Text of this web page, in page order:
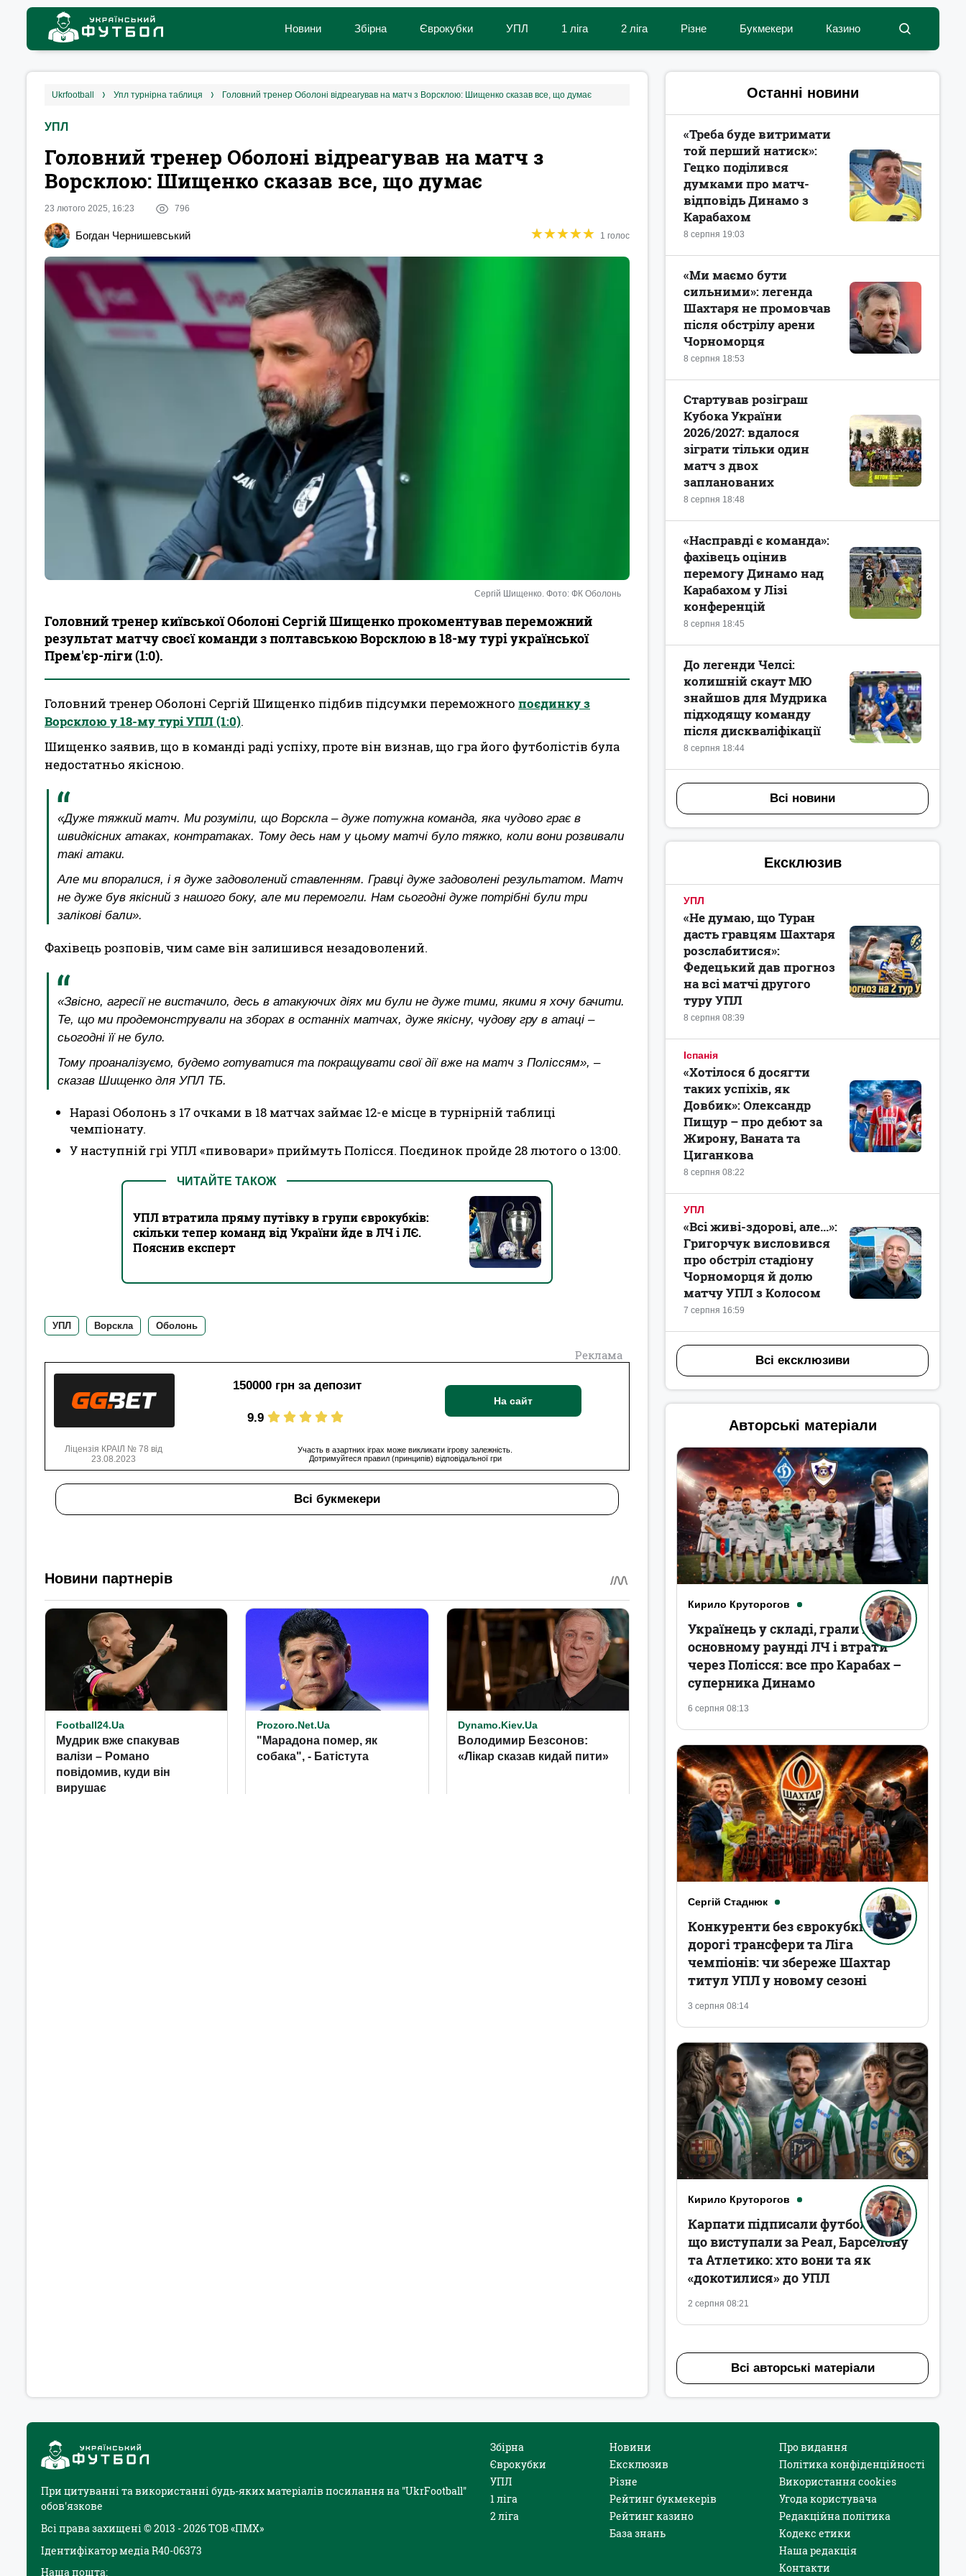
Новини Збірна Єврокубки УПЛ 1 ліга 2 ліга Різне Букмекери Казино
ukrfootball упл турнірна таблиця Головний тренер Оболоні відреагував на матч з Ворсклою: Шищенко сказав все, що думає
УПЛ
Головний тренер Оболоні відреагував на матч з
Ворсклою: Шищенко сказав все, що думає
23 лютого 2025, 16:23 796
Богдан Чернишевський ★★★★★
★★★★★ 1 голос
Сергій Шищенко. Фото: ФК Оболонь
Головний тренер київської Оболоні Сергій Шищенко прокоментував переможний
результат матчу своєї команди з полтавською Ворсклою в 18-му турі української
Прем'єр-ліги (1:0).
Головний тренер Оболоні Сергій Шищенко підбив підсумки переможного поєдинку з
Ворсклою у 18-му турі УПЛ (1:0).
Шищенко заявив, що в команді раді успіху, проте він визнав, що гра його футболістів була
недостатньо якісною.
«Дуже тяжкий матч. Ми розуміли, що Ворскла – дуже потужна команда, яка чудово грає в
швидкісних атаках, контратаках. Тому десь нам у цьому матчі було тяжко, коли вони розвивали
такі атаки.
Але ми впоралися, і я дуже задоволений ставленням. Гравці дуже задоволені результатом. Матч
не дуже був якісний з нашого боку, але ми перемогли. Нам сьогодні дуже потрібні були три
залікові бали».
Фахівець розповів, чим саме він залишився незадоволений.
«Звісно, агресії не вистачило, десь в атакуючих діях ми були не дуже тими, якими я хочу бачити.
Те, що ми продемонстрували на зборах в останніх матчах, дуже якісну, чудову гру в атаці –
сьогодні її не було.
Тому проаналізуємо, будемо готуватися та покращувати свої дії вже на матч з Поліссям», –
сказав Шищенко для УПЛ ТБ.
Наразі Оболонь з 17 очками в 18 матчах займає 12-е місце в турнірній таблиці
чемпіонату.
У наступній грі УПЛ «пивовари» приймуть Полісся. Поєдинок пройде 28 лютого о 13:00.
ЧИТАЙТЕ ТАКОЖ
УПЛ втратила пряму путівку в групи єврокубків:
скільки тепер команд від України йде в ЛЧ і ЛЄ.
Пояснив експерт
УПЛ Ворскла Оболонь
Реклама
150000 грн за депозит
9.9
На сайт
Ліцензія КРАІЛ № 78 від
23.08.2023
Участь в азартних іграх може викликати ігрову залежність.
Дотримуйтеся правил (принципів) відповідальної гри
Всі букмекери
Останні новини
8 серпня 19:03
«Треба буде витримати
той перший натиск»:
Гецко поділився
думками про матч-
відповідь Динамо з
Карабахом
8 серпня 18:53
«Ми маємо бути
сильними»: легенда
Шахтаря не промовчав
після обстрілу арени
Чорноморця
8 серпня 18:48
Стартував розіграш
Кубока України
2026/2027: вдалося
зіграти тільки один
матч з двох
запланованих
8 серпня 18:45
«Насправді є команда»:
фахівець оцінив
перемогу Динамо над
Карабахом у Лізі
конференцій
8 серпня 18:44
До легенди Челсі:
колишній скаут МЮ
знайшов для Мудрика
підходящу команду
після дискваліфікації
Всі новини
Ексклюзив
УПЛ
8 серпня 08:39
«Не думаю, що Туран
дасть гравцям Шахтаря
розслабитися»:
Федецький дав прогноз
на всі матчі другого
туру УПЛ
Іспанія
8 серпня 08:22
«Хотілося б досягти
таких успіхів, як
Довбик»: Олександр
Пищур – про дебют за
Жирону, Ваната та
Циганкова
УПЛ
7 серпня 16:59
«Всі живі-здорові, але...»:
Григорчук висловився
про обстріл стадіону
Чорноморця й долю
матчу УПЛ з Колосом
Всі ексклюзиви
Авторські матеріали
Кирило Круторогов
6 серпня 08:13
Українець у складі, грали в
основному раунді ЛЧ і втрати
через Полісся: все про Карабах –
суперника Динамо
Сергій Стаднюк
3 серпня 08:14
Конкуренти без єврокубків,
дорогі трансфери та Ліга
чемпіонів: чи збереже Шахтар
титул УПЛ у новому сезоні
Кирило Круторогов
2 серпня 08:21
Карпати підписали футболістів,
що виступали за Реал, Барселону
та Атлетико: хто вони та як
«докотилися» до УПЛ
Всі авторські матеріали
При цитуванні та використанні будь-яких матеріалів посилання на "UkrFootball"
обов'язкове
Всі права захищені © 2013 - 2026 ТОВ «ПМХ»
Ідентифікатор медіа R40-06373
Наша пошта:
Збірна
Єврокубки
УПЛ
1 ліга
2 ліга
Новини
Ексклюзив
Різне
Рейтинг букмекерів
Рейтинг казино
База знань
Про видання
Політика конфіденційності
Використання cookies
Угода користувача
Редакційна політика
Кодекс етики
Наша редакція
Контакти